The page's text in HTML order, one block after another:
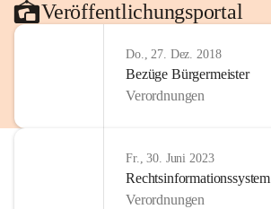
Veröffentlichungsportal
Do., 27. Dez. 2018
Bezüge Bürgermeister
Verordnungen
Fr., 30. Juni 2023
Verordnungen